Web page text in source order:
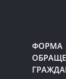
ФОРМА